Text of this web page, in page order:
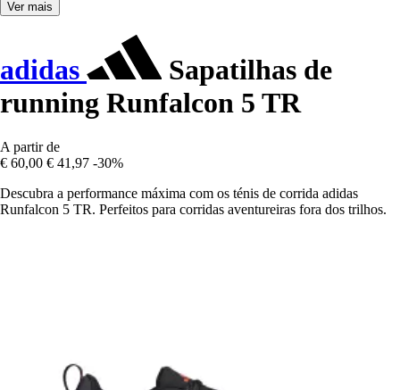
Ver mais
adidas
Sapatilhas de
running Runfalcon 5 TR
A partir de
€ 60,00 € 41,97 -30%
Descubra a performance máxima com os ténis de corrida adidas
Runfalcon 5 TR. Perfeitos para corridas aventureiras fora dos trilhos.